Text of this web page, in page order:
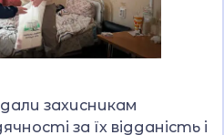
захисникам
за їх відданість і